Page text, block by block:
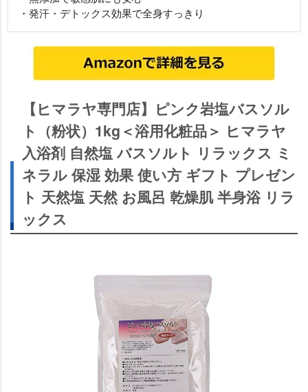
・発汗・デトックス効果で全身すっきり
【ヒマラヤ専門店】ピンク岩塩バスソル
ト（粉状）1kg＜浴用化粧品＞ ヒマラヤ
入浴剤 自然塩 バスソルト リラックス ミ
ネラル 保湿 効果 使い方 ギフト プレゼン
ト 天然塩 天然 お風呂 乾燥肌 半身浴 リラ
ックス